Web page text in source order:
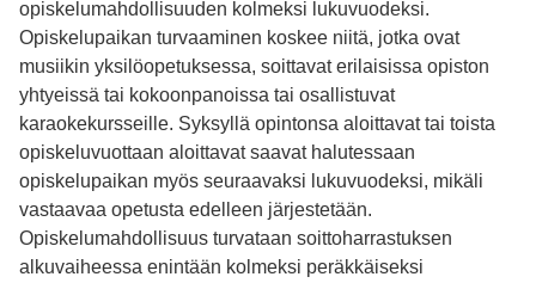
opiskelumahdollisuuden kolmeksi lukuvuodeksi.
Opiskelupaikan turvaaminen koskee niitä, jotka ovat
musiikin yksilöopetuksessa, soittavat erilaisissa opiston
yhtyeissä tai kokoonpanoissa tai osallistuvat
karaokekursseille. Syksyllä opintonsa aloittavat tai toista
opiskeluvuottaan aloittavat saavat halutessaan
opiskelupaikan myös seuraavaksi lukuvuodeksi, mikäli
vastaavaa opetusta edelleen järjestetään.
Opiskelumahdollisuus turvataan soittoharrastuksen
alkuvaiheessa enintään kolmeksi peräkkäiseksi